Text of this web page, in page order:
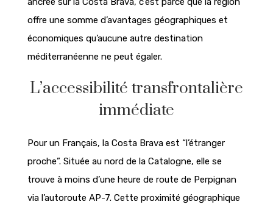
offre une somme d’avantages géographiques et
économiques qu’aucune autre destination
méditerranéenne ne peut égaler.
L’accessibilité transfrontalière
immédiate
Pour un Français, la Costa Brava est “l’étranger
proche”. Située au nord de la Catalogne, elle se
trouve à moins d’une heure de route de Perpignan
via l’autoroute AP-7. Cette proximité géographique